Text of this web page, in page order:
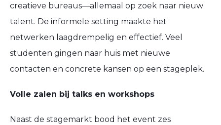
creatieve bureaus—allemaal op zoek naar nieuw
talent. De informele setting maakte het
netwerken laagdrempelig en effectief. Veel
studenten gingen naar huis met nieuwe
contacten en concrete kansen op een stageplek.
Volle zalen bij talks en workshops
Naast de stagemarkt bood het event zes